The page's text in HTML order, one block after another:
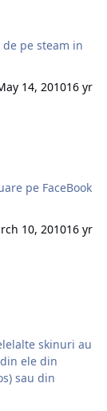
pe steam in
14, 201016 yr
10, 201016 yr
skinuri au
ele din
sau din